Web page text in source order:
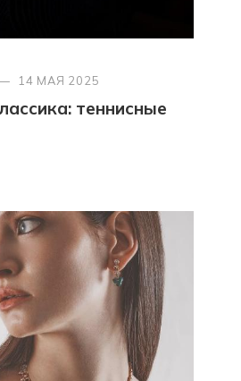
14 МАЯ 2025
теннисные